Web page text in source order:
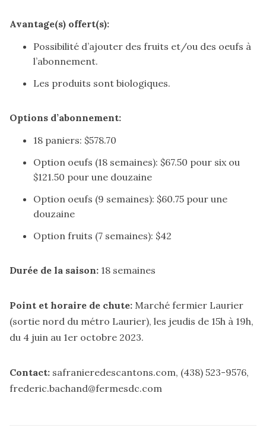
Avantage(s) offert(s):
Possibilité d’ajouter des fruits et/ou des oeufs à
l’abonnement.
Les produits sont biologiques.
Options d’abonnement:
18 paniers: $578.70
Option oeufs (18 semaines): $67.50 pour six ou
$121.50 pour une douzaine
Option oeufs (9 semaines): $60.75 pour une
douzaine
Option fruits (7 semaines): $42
Durée de la saison: 18 semaines
Point et horaire de chute: Marché fermier Laurier
(sortie nord du métro Laurier), les jeudis de 15h à 19h,
du 4 juin au 1er octobre 2023.
Contact: safranieredescantons.com, (438) 523-9576,
frederic.bachand@fermesdc.com